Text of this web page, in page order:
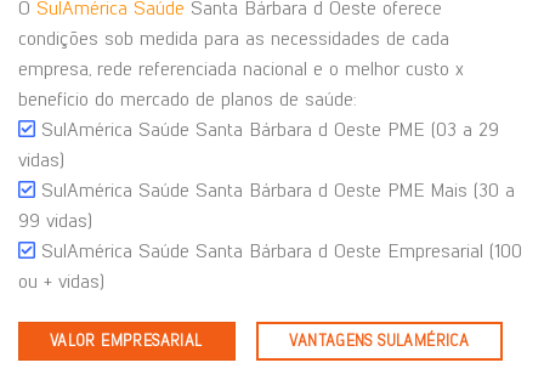
O SulAmérica Saúde Santa Bárbara d Oeste oferece
condições sob medida para as necessidades de cada
empresa, rede referenciada nacional e o melhor custo x
benefício do mercado de planos de saúde:
SulAmérica Saúde Santa Bárbara d Oeste PME (03 a 29
vidas)
SulAmérica Saúde Santa Bárbara d Oeste PME Mais (30 a
99 vidas)
SulAmérica Saúde Santa Bárbara d Oeste Empresarial (100
ou + vidas)
VALOR EMPRESARIAL VANTAGENS SULAMÉRICA